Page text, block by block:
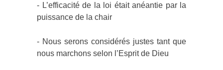
- L’efficacité de la loi était anéantie par la
puissance de la chair
- Nous serons considérés justes tant que
nous marchons selon l’Esprit de Dieu